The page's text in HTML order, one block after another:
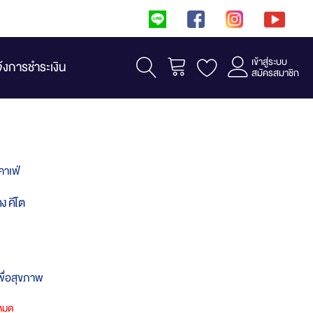
การชำระเงิน รถเข็น เข้าสู่ระบบ
สมัครสมาชิก
าเฟ่
คีโต
อสุขภาพ
ด